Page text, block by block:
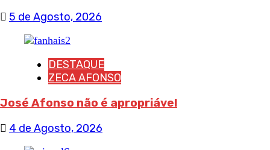
5 de Agosto, 2026
DESTAQUE
ZECA AFONSO
José Afonso não é apropriável
4 de Agosto, 2026